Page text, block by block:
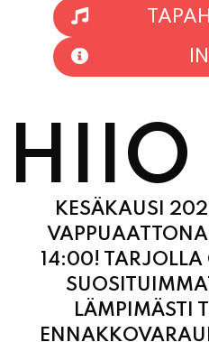
KESÄKAUSI
14:00!
LÄMPIMÄSTI
TÄSTÄ